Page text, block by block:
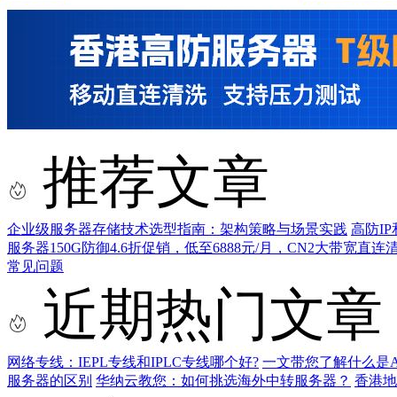
推荐文章
企业级服务器存储技术选型指南：架构策略与场景实践 高防IP
服务器150G防御4.6折促销，低至6888元/月，CN2大带宽直连
常见问题
近期热门文章
网络专线：IEPL专线和IPLC专线哪个好? 一文带您了解什么是
服务器的区别 华纳云教您：如何挑选海外中转服务器？ 香港